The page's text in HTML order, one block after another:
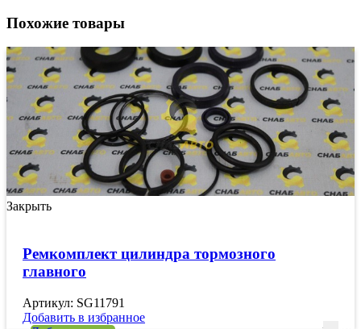
Похожие товары
Закрыть
Ремкомплект цилиндра тормозного
главного
Артикул: SG11791
Добавить в избранное